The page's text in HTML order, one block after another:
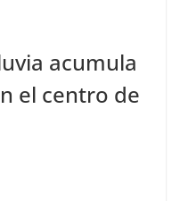
acumula
el centro de